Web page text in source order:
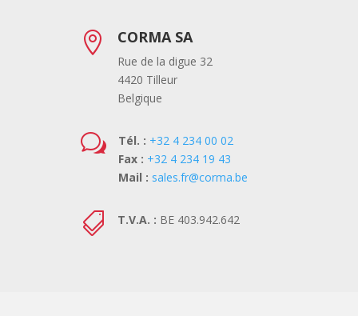
 CORMA SA
Rue de la digue 32
4420 Tilleur
Belgique
w Tél. : +32 4 234 00 02
Fax : +32 4 234 19 43
Mail : sales.fr@corma.be
 T.V.A. : BE 403.942.642